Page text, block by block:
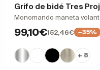
Grifo de bidé Tres
Monomando maneta
99,10€152,46€ −35%
+ 8